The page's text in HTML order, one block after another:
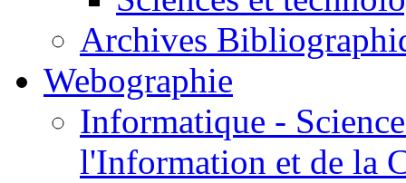
Archives
Webographie
Informatique -
l'Information et de la